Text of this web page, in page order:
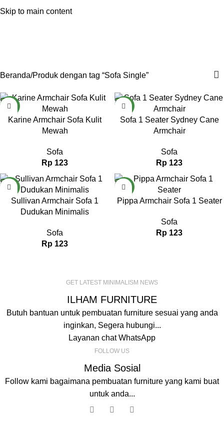
Skip to main content
Menu
Beranda Produk dengan tag “Sofa Single”
NEW
Karine Armchair Sofa Kulit
Mewah
Sofa
Rp 123
NEW
Sofa 1 Seater Sydney Cane
Armchair
Sofa
Rp 123
NEW
Sullivan Armchair Sofa 1
Dudukan Minimalis
Sofa
Rp 123
NEW
Pippa Armchair Sofa 1 Seater
Sofa
Rp 123
GET LATEST MINIMALISM NEWS
ILHAM FURNITURE
Butuh bantuan untuk pembuatan furniture sesuai yang anda
inginkan, Segera hubungi...
Layanan chat WhatsApp
FOLLOW US
Media Sosial
Follow kami bagaimana pembuatan furniture yang kami buat
untuk anda...